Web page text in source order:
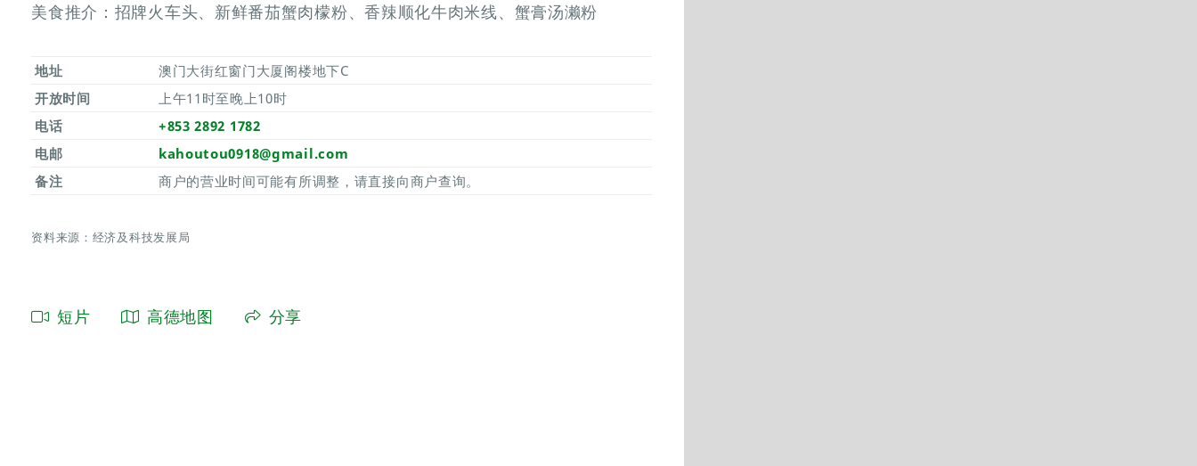
美食推介：招牌火车头、新鲜番茄蟹肉檬粉、香辣顺化牛肉米线、蟹膏汤濑粉
地址
澳门大街红窗门大厦阁楼地下C
开放时间
上午11时至晚上10时
电话
+853 2892 1782
电邮
kahoutou0918@gmail.com
备注
商户的营业时间可能有所调整，请直接向商户查询。
资料来源：经济及科技发展局
短片 高德地图 分享